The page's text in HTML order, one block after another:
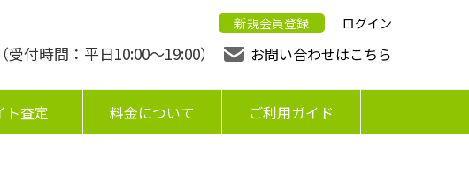
新規会員登録 ログイン
（受付時間：平日10:00〜19:00） お問い合わせはこちら
ト査定 料金について ご利用ガイド